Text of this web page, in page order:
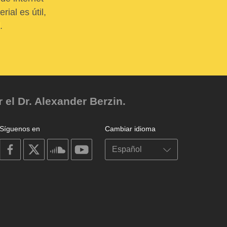
es útil,
Dr. Alexander Berzin.
Cambiar idioma
Síguenos en
on
facebook
on
on
soundcloudyoutube